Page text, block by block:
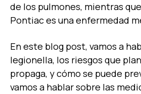
de los pulmones, mientras
Pontiac es una enfermedad
En este blog post, vamos a
legionella, los riesgos que
propaga, y cómo se puede
vamos a hablar sobre las